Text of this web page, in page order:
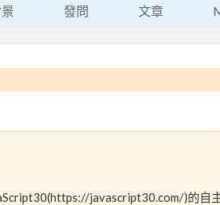
發問 文章
javascript30.com/)的自